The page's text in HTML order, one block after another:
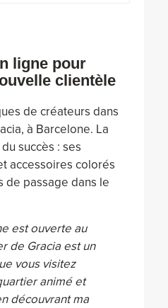
ligne pour
clientèle
de créateurs dans
à Barcelone. La
succès : ses
accessoires colorés
de passage dans le
est ouverte au
de Gracia est un
vous visitez
animé et
découvrant ma